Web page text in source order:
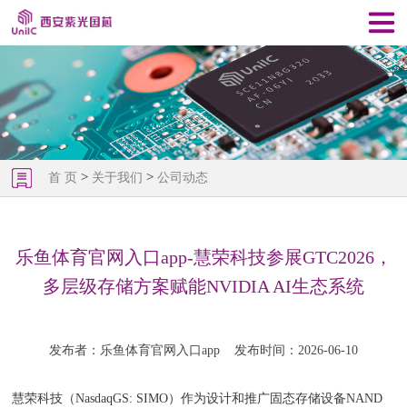
首 页> 关于我们 >公司动态
乐鱼体育官网入口app-慧荣科技参展GTC2026，
多层级存储方案赋能NVIDIA AI生态系统
发布者：乐鱼体育官网入口app 发布时间：2026-06-10
慧荣科技（NasdaqGS: SIMO）作为设计和推广固态存储设备NAND